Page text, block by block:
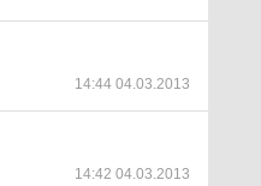
14:44 04.03.2013
14:42 04.03.2013